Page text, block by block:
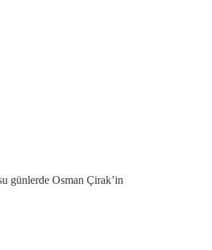
günlerde Osman Çirak’in